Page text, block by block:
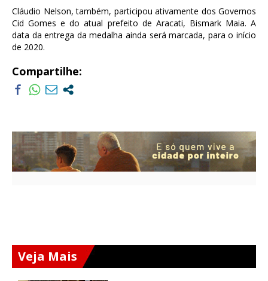
Cláudio Nelson, também, participou ativamente dos Governos
Cid Gomes e do atual prefeito de Aracati, Bismark Maia. A
data da entrega da medalha ainda será marcada, para o início
de 2020.
Compartilhe:
Veja Mais